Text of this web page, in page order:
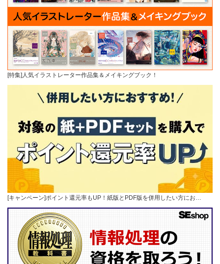
[特集]人気イラストレーター作品集＆メイキングブック！
[キャンペーン]ポイント還元率もUP！紙版とPDF版を併用したい方にお…